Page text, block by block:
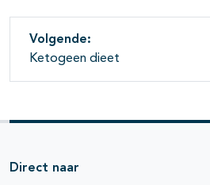
Volgende:
Ketogeen dieet
Direct naar